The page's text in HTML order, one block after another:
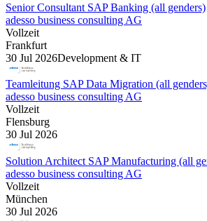
Senior Consultant SAP Banking (all genders)
adesso business consulting AG
Vollzeit
Frankfurt
30 Jul 2026Development & IT
Teamleitung SAP Data Migration (all
adesso business consulting AG
Vollzeit
Flensburg
30 Jul 2026
Solution Architect SAP Manufacturing (all
adesso business consulting AG
Vollzeit
München
30 Jul 2026